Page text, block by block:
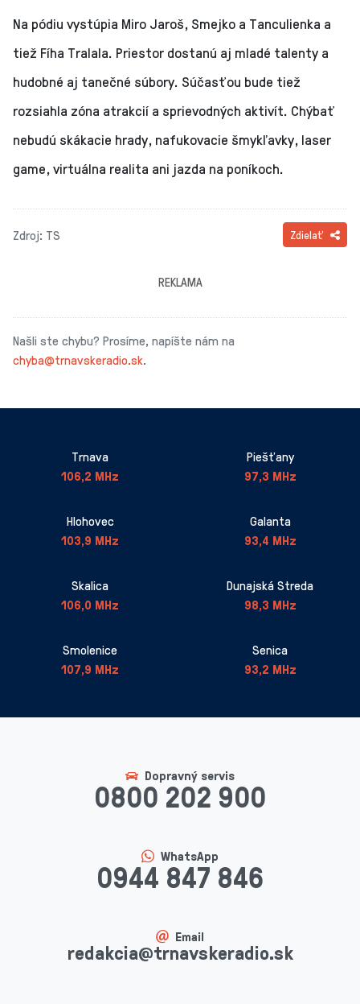
Na pódiu vystúpia Miro Jaroš, Smejko a Tanculienka a
tiež Fíha Tralala. Priestor dostanú aj mladé talenty a
hudobné aj tanečné súbory. Súčasťou bude tiež
rozsiahla zóna atrakcií a sprievodných aktivít. Chýbať
nebudú skákacie hrady, nafukovacie šmykľavky, laser
game, virtuálna realita ani jazda na poníkoch.
Zdroj: TS Zdielať
REKLAMA
Našli ste chybu? Prosíme, napíšte nám na
chyba@trnavskeradio.sk.
Trnava
106,2 MHz
Piešťany
97,3 MHz
Hlohovec
103,9 MHz
Galanta
93,4 MHz
Skalica
106,0 MHz
Dunajská Streda
98,3 MHz
Smolenice
107,9 MHz
Senica
93,2 MHz
Dopravný servis
0800 202 900
WhatsApp
0944 847 846
Email
redakcia@trnavskeradio.sk